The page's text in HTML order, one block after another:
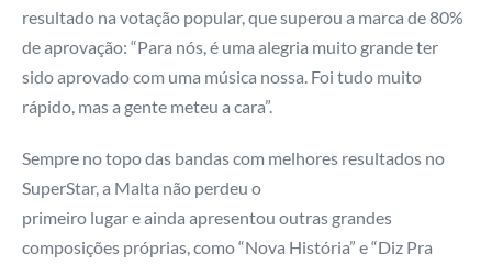
resultado na votação popular, que superou a marca de 80%
de aprovação: “Para nós, é uma alegria muito grande ter
sido aprovado com uma música nossa. Foi tudo muito
rápido, mas a gente meteu a cara”.
Sempre no topo das bandas com melhores resultados no
SuperStar, a Malta não perdeu o
primeiro lugar e ainda apresentou outras grandes
composições próprias, como “Nova História” e “Diz Pra